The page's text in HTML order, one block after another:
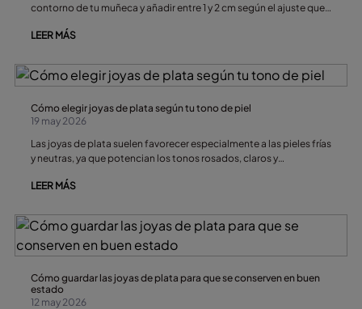
contorno de tu muñeca y añadir entre 1 y 2 cm según el ajuste que
mientras que los diseños rígidos o tipo brazalete necesitan algo
LEER MÁS
Cómo elegir joyas de plata según tu tono de piel
19 may 2026
Las joyas de plata suelen favorecer especialmente a las pieles frías
y neutras, ya que potencian los tonos rosados, claros y
también del subtono de piel, el contraste natural y el efecto que
LEER MÁS
Cómo guardar las joyas de plata para que se conserven en buen
estado
12 may 2026